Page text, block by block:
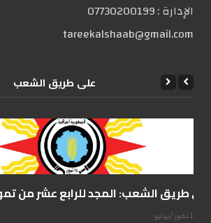
الإدارة :07730200199
tareekalshaab@gmail.com
علی طریق الشعب
على طريق الشعب: المجد للرابع عشر من
14 تموز/يوليو